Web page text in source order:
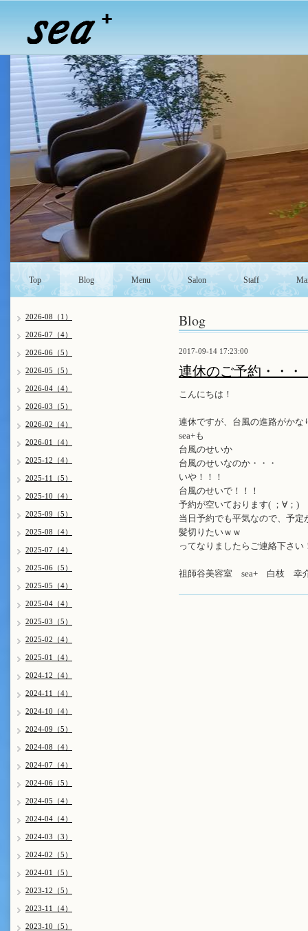
Top Blog Menu Salon Staff
Blog
2017-09-14 17:23:00
連休のご予約・・・
こんにちは！
連休ですが、台風の進路がかな
sea+も
台風のせいか
台風のせいなのか・・・
いや！！！
台風のせいで！！！
予約が空いております( ；∀；)
当日予約でも平気なので、予
髪切りたいｗｗ
ってなりましたらご連絡下さい
祖師谷美容室 sea+ 白枝 幸
2026-08（1）
2026-07（4）
2026-06（5）
2026-05（5）
2026-04（4）
2026-03（5）
2026-02（4）
2026-01（4）
2025-12（4）
2025-11（5）
2025-10（4）
2025-09（5）
2025-08（4）
2025-07（4）
2025-06（5）
2025-05（4）
2025-04（4）
2025-03（5）
2025-02（4）
2025-01（4）
2024-12（4）
2024-11（4）
2024-10（4）
2024-09（5）
2024-08（4）
2024-07（4）
2024-06（5）
2024-05（4）
2024-04（4）
2024-03（3）
2024-02（5）
2024-01（5）
2023-12（5）
2023-11（4）
2023-10（5）